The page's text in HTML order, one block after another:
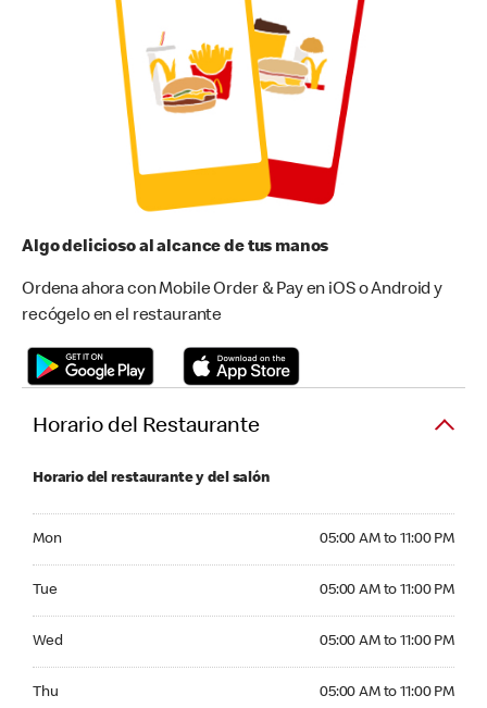
Algo delicioso al alcance de tus manos
Ordena ahora con Mobile Order & Pay en iOS o Android y
recógelo en el restaurante
Horario del Restaurante
Horario del restaurante y del salón
Mon 05:00 AM to 11:00 PM
Tue 05:00 AM to 11:00 PM
Wed 05:00 AM to 11:00 PM
Thu 05:00 AM to 11:00 PM